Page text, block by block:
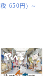
税 650円) ～